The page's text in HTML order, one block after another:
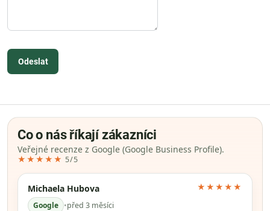
Odeslat
Co o nás říkají zákazníci
Veřejné recenze z Google (Google Business Profile).
★★★★★ 5/5
Michaela Hubova
Google •před 3 měsíci
★★★★★